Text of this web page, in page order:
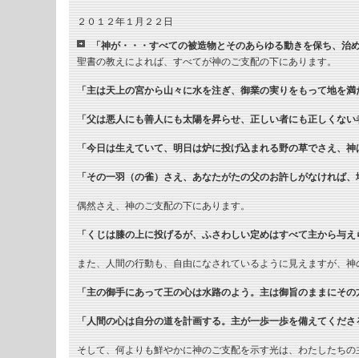
２０１２年１月２２日
「神が・・・すべての被造物とそのあらゆる動きを保ち、治
聖書の教えによれば、すべてが神のご支配の下にあります。
「主は天上の宮から山々に水を注ぎ、御業の実りをもって地を満
「父は悪人にも善人にも太陽を昇らせ、正しい者にも正しくな
「今日は生えていて、明日は炉に投げ込まれる野の草でさえ、
「その一羽（の雀）さえ、あなたがたの父のお許しがなければ
偶然さえ、神のご支配の下にあります。
「くじは膝の上に投げるが、ふさわしい定めはすべて主から与え
また、人間の行動も、自由になされているように見えますが、
「主の御手にあって王の心は水路のよう。主は御旨のままにそ
「人間の心は自分の道を計画する。主が一歩一歩を備えてくださ
そして、何よりも鮮やかに神のご支配を示す光は、わたしたち